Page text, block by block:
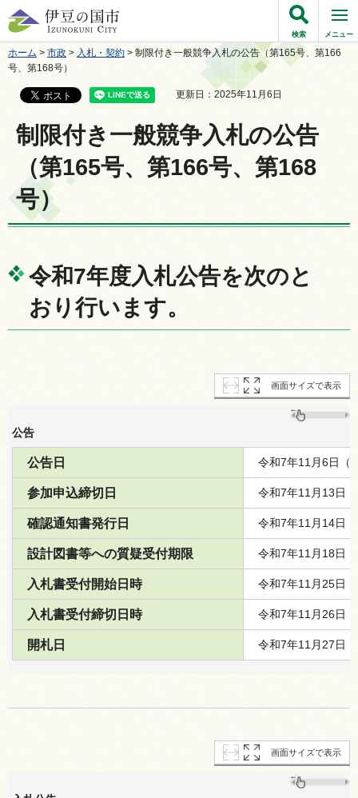
伊豆の国市
検索 メニュー
ホーム > 市政 > 入札・契約 > 制限付き一般競争入札の公告（第165号、第166
号、第168号）
更新日：2025年11月6日
制限付き一般競争入札の公告
（第165号、第166号、第168
号）
令和7年度入札公告を次のと
おり行います。
画面サイズで表示
公告
公告日 令和7年11月6日（
参加申込締切日 令和7年11月13日
確認通知書発行日 令和7年11月14日
設計図書等への質疑受付期限 令和7年11月18日
入札書受付開始日時 令和7年11月25日
入札書受付締切日時 令和7年11月26日
開札日 令和7年11月27日
画面サイズで表示